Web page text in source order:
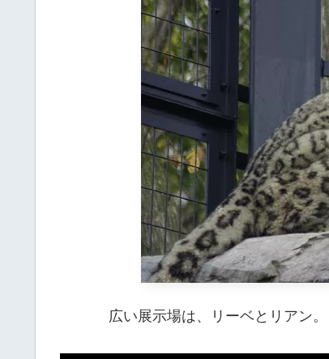
広い展示場は、リーベとリアン。